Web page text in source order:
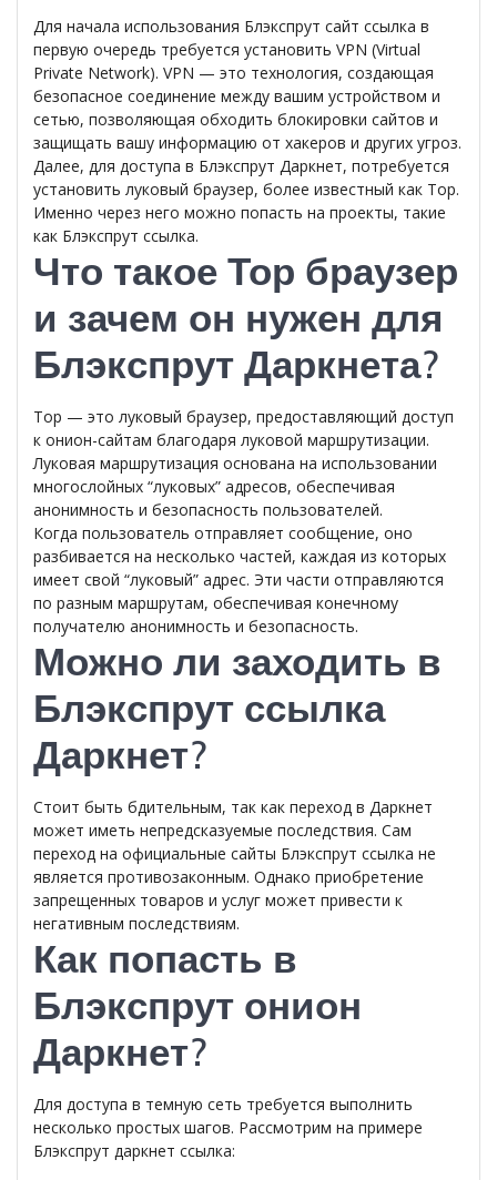
Для начала использования Блэкспрут сайт ссылка в
первую очередь требуется установить VPN (Virtual
Private Network). VPN — это технология, создающая
безопасное соединение между вашим устройством и
сетью, позволяющая обходить блокировки сайтов и
защищать вашу информацию от хакеров и других угроз.
Далее, для доступа в Блэкспрут Даркнет, потребуется
установить луковый браузер, более известный как Тор.
Именно через него можно попасть на проекты, такие
как Блэкспрут ссылка.
Что такое Тор браузер
и зачем он нужен для
Блэкспрут Даркнета?
Тор — это луковый браузер, предоставляющий доступ
к онион-сайтам благодаря луковой маршрутизации.
Луковая маршрутизация основана на использовании
многослойных “луковых” адресов, обеспечивая
анонимность и безопасность пользователей.
Когда пользователь отправляет сообщение, оно
разбивается на несколько частей, каждая из которых
имеет свой “луковый” адрес. Эти части отправляются
по разным маршрутам, обеспечивая конечному
получателю анонимность и безопасность.
Можно ли заходить в
Блэкспрут ссылка
Даркнет?
Стоит быть бдительным, так как переход в Даркнет
может иметь непредсказуемые последствия. Сам
переход на официальные сайты Блэкспрут ссылка не
является противозаконным. Однако приобретение
запрещенных товаров и услуг может привести к
негативным последствиям.
Как попасть в
Блэкспрут онион
Даркнет?
Для доступа в темную сеть требуется выполнить
несколько простых шагов. Рассмотрим на примере
Блэкспрут даркнет ссылка: